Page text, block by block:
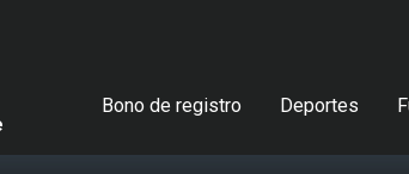
Bono de registro Deportes